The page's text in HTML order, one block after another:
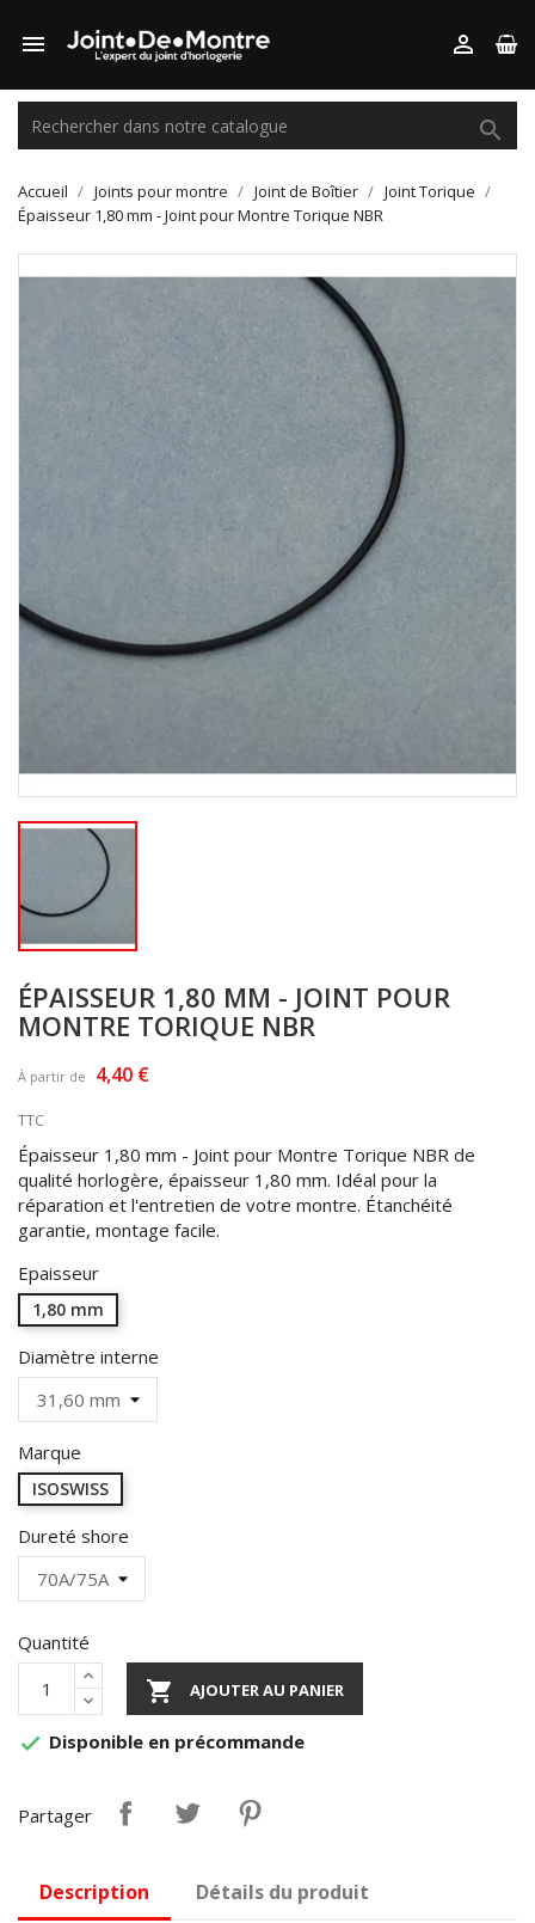
 

Accueil Joints pour montre Joint de Boîtier
Joint Torique
Épaisseur 1,80 mm - Joint pour Montre Torique NBR
ÉPAISSEUR 1,80 MM - JOINT POUR
MONTRE TORIQUE NBR
À partir de 4,40 €
TTC
Épaisseur 1,80 mm - Joint pour Montre Torique NBR de
qualité horlogère, épaisseur 1,80 mm. Idéal pour la
réparation et l'entretien de votre montre. Étanchéité
garantie, montage facile.
Epaisseur
1,80 mm
Diamètre interne
Marque
ISOSWISS
Dureté shore
Quantité
 AJOUTER AU PANIER
 Disponible en précommande
Partager
Description Détails du produit